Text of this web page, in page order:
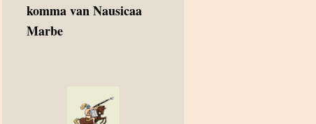
komma van Nausicaa
Marbe